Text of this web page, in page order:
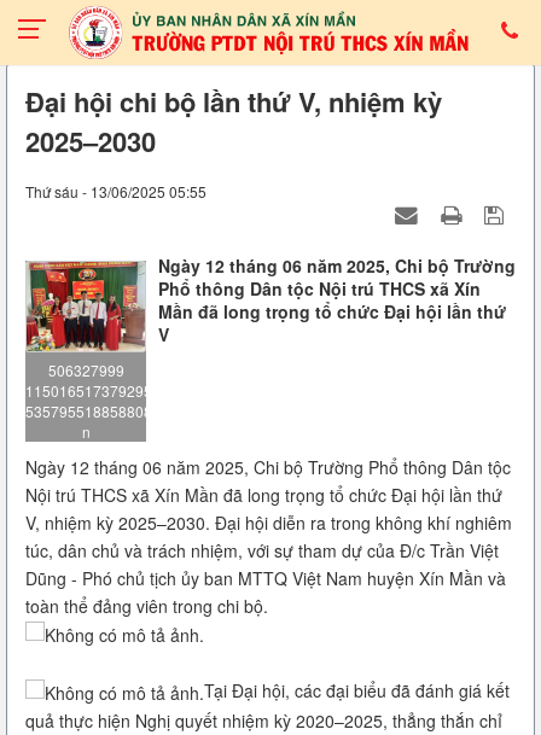
Đại hội chi bộ lần thứ V, nhiệm kỳ
2025–2030
Thứ sáu - 13/06/2025 05:55
506327999
1150165173792952
5357955188588088596
n
Ngày 12 tháng 06 năm 2025, Chi bộ Trường
Phổ thông Dân tộc Nội trú THCS xã Xín
Mần đã long trọng tổ chức Đại hội lần thứ
V
Ngày 12 tháng 06 năm 2025, Chi bộ Trường Phổ thông Dân tộc
Nội trú THCS xã Xín Mần đã long trọng tổ chức Đại hội lần thứ
V, nhiệm kỳ 2025–2030. Đại hội diễn ra trong không khí nghiêm
túc, dân chủ và trách nhiệm, với sự tham dự của Đ/c Trần Việt
Dũng - Phó chủ tịch ủy ban MTTQ Việt Nam huyện Xín Mần và
toàn thể đảng viên trong chi bộ.
Tại Đại hội, các đại biểu đã đánh giá kết
quả thực hiện Nghị quyết nhiệm kỳ 2020–2025, thẳng thắn chỉ